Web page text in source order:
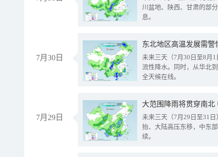
川盆地、陕西、甘肃的部
息。
7月30日
东北地区高温发展需
未来三天（7月30日至8月
流性降水。同时，从华北
全天候在线。
7月29日
大范围降雨将贯穿南
未来三天（7月29日至31
抬、大陆高压东移，中东
续。